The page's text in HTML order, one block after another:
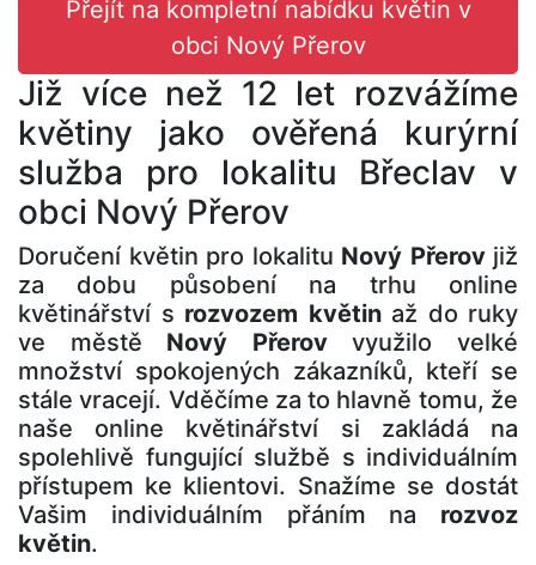
Přejít na kompletní nabídku květin v
obci Nový Přerov
Již více než 12 let rozvážíme
květiny jako ověřená kurýrní
služba pro lokalitu Břeclav v
obci Nový Přerov
Doručení květin pro lokalitu Nový Přerovjiž
za dobu působení na trhu online
květinářství s rozvozem květinaž do ruky
ve městě Nový Přerovvyužilo velké
množství spokojených zákazníků, kteří se
stále vracejí. Vděčíme za to hlavně tomu, že
naše online květinářství si zakládá na
spolehlivě fungující službě s individuálním
přístupem ke klientovi. Snažíme se dostát
Vašim individuálním přáním na rozvoz
květin.